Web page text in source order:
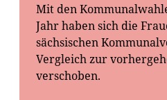
Mit den
Jahr haben sich die
sächsischen
Vergleich zur
verschoben.